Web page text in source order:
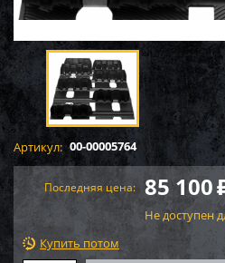
Артикул: 00-00005764
Последняя цена: 85 100
Не доступен
Купить потом